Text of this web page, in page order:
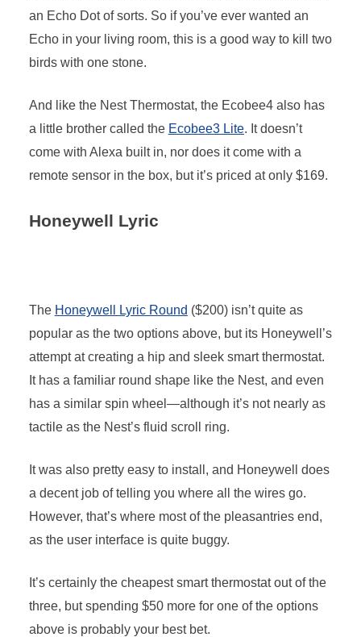
an Echo Dot of sorts. So if you’ve ever wanted an
Echo in your living room, this is a good way to kill two
birds with one stone.
And like the Nest Thermostat, the Ecobee4 also has
a little brother called the Ecobee3 Lite. It doesn’t
come with Alexa built in, nor does it come with a
remote sensor in the box, but it’s priced at only $169.
Honeywell Lyric
The Honeywell Lyric Round ($200) isn’t quite as
popular as the two options above, but its Honeywell’s
attempt at creating a hip and sleek smart thermostat.
It has a familiar round shape like the Nest, and even
has a similar spin wheel—although it’s not nearly as
tactile as the Nest’s fluid scroll ring.
It was also pretty easy to install, and Honeywell does
a decent job of telling you where all the wires go.
However, that’s where most of the pleasantries end,
as the user interface is quite buggy.
It’s certainly the cheapest smart thermostat out of the
three, but spending $50 more for one of the options
above is probably your best bet.